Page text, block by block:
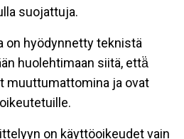
suojattuja.
on hyödynnetty teknistä
huolehtimaan siitä, että̈
muuttumattomina ja ovat
on käyttöoikeudet vain